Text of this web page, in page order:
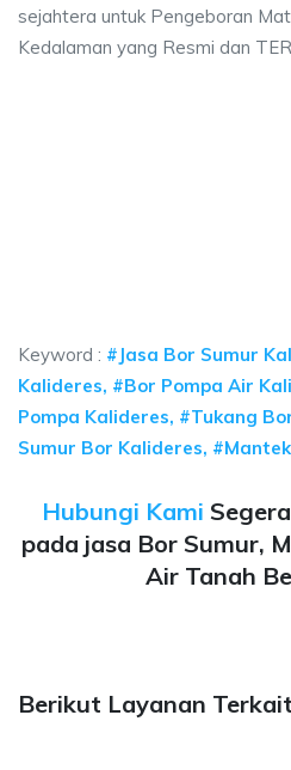
sejahtera untuk Pengeboran
Kedalaman yang Resmi dan
Keyword : #Jasa Bor Sumur
Kalideres, #Bor Pompa Air
Pompa Kalideres, #Tukang
Sumur Bor Kalideres,
Hubungi Kami
pada jasa Bor Sumur,
Air Tanah
Berikut Layanan